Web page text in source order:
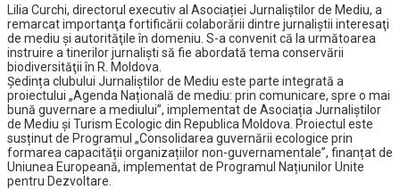
Lilia Curchi, directorul executiv al Asociației Jurnaliștilor de Mediu, a
remarcat importanţa fortificării colaborării dintre jurnaliştii interesaţi
de mediu şi autorităţile în domeniu. S-a convenit că la următoarea
instruire a tinerilor jurnalişti să fie abordată tema conservării
biodiversităţii în R. Moldova.
Ședința clubului Jurnaliștilor de Mediu este parte integrată a
proiectului „Agenda Națională de mediu: prin comunicare, spre o mai
bună guvernare a mediului”, implementat de Asociația Jurnaliștilor
de Mediu și Turism Ecologic din Republica Moldova. Proiectul este
susținut de Programul „Consolidarea guvernării ecologice prin
formarea capacității organizațiilor non-guvernamentale”, finanțat de
Uniunea Europeană, implementat de Programul Națiunilor Unite
pentru Dezvoltare.